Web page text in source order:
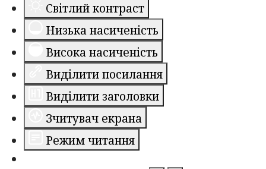
Світлий контраст
Низька насиченість
Висока насиченість
Виділити посилання
Виділити заголовки
Зчитувач екрана
Режим читання